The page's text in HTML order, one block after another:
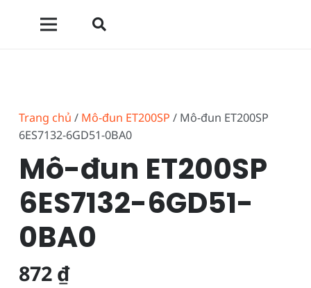
Trang chủ / Mô-đun ET200SP / Mô-đun ET200SP
6ES7132-6GD51-0BA0
Mô-đun ET200SP
6ES7132-6GD51-
0BA0
872 ₫